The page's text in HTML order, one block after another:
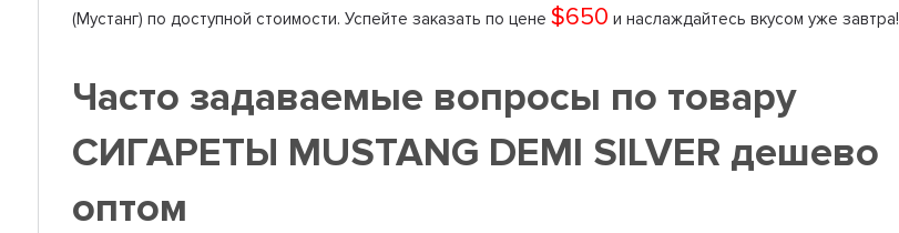
(Мустанг) по доступной стоимости. Успейте заказать по цене$650 и наслаждайтесь вкусом уже завтра!
Часто задаваемые вопросы по товару
СИГАРЕТЫ MUSTANG DEMI SILVER дешево
оптом